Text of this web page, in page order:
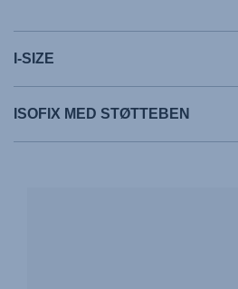
I-SIZE
ISOFIX MED STØTTEBEN